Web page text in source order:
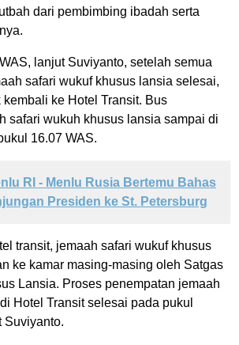
dari pembimbing ibadah serta
lanjut Suviyanto, setelah semua
safari wukuf khusus lansia selesai,
kembali ke Hotel Transit. Bus
safari wukuh khusus lansia sampai di
16.07 WAS.
RI - Menlu Rusia Bertemu Bahas
Presiden ke St. Petersburg
transit, jemaah safari wukuf khusus
ke kamar masing-masing oleh Satgas
Lansia. Proses penempatan jemaah
Hotel Transit selesai pada pukul
Suviyanto.